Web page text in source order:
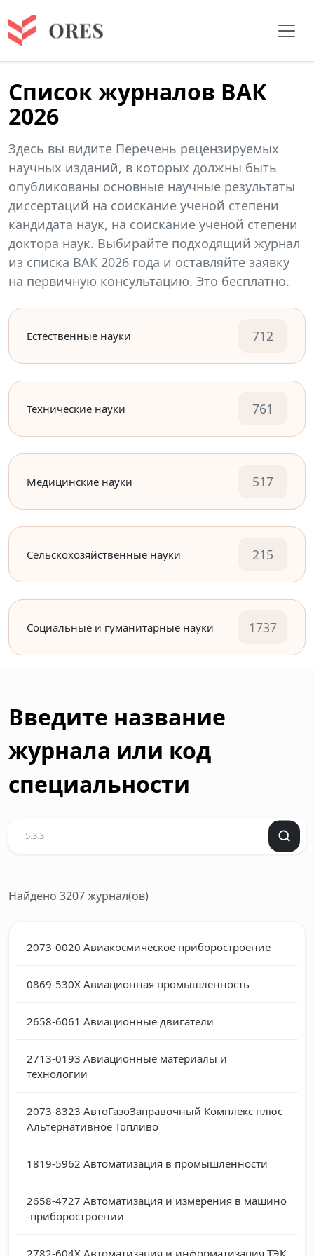
Список журналов ВАК
2026
Здесь вы видите Перечень рецензируемых
научных изданий, в которых должны быть
опубликованы основные научные результаты
диссертаций на соискание ученой степени
кандидата наук, на соискание ученой степени
доктора наук. Выбирайте подходящий журнал
из списка ВАК 2026 года и оставляйте заявку
на первичную консультацию. Это бесплатно.
Естественные науки 712
Технические науки 761
Медицинские науки 517
Сельскохозяйственные науки 215
Социальные и гуманитарные науки 1737
Введите название
журнала или код
специальности
Найдено 3207 журнал(ов)
2073-0020 Авиакосмическое приборостроение
0869-530X Авиационная промышленность
2658-6061 Авиационные двигатели
2713-0193 Авиационные материалы и
технологии
2073-8323 АвтоГазоЗаправочный Комплекс плюс
Альтернативное Топливо
1819-5962 Автоматизация в промышленности
2658-4727 Автоматизация и измерения в машино
-приборостроении
2782-604X Автоматизация и информатизация ТЭК